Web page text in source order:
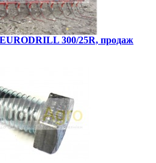
300/25R, продаж